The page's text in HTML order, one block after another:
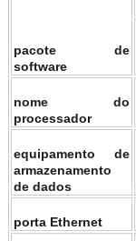
pacote de
software
nome do
processador
equipamento de
armazenamento
de dados
porta Ethernet